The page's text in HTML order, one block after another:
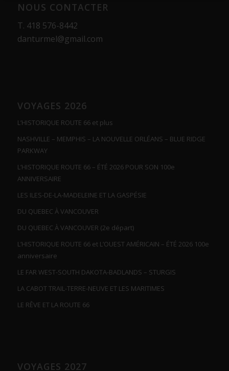
NOUS CONTACTER
T. 418 576-8442
danturmel@gmail.com
VOYAGES 2026
L’HISTORIQUE ROUTE 66 et plus
NASHVILLE – MEMPHIS – LA NOUVELLE ORLÉANS – BLUE RIDGE
PARKWAY
L’HISTORIQUE ROUTE 66 – ÉTÉ 2026 POUR SON 100e
ANNIVERSAIRE
LES ILES-DE-LA-MADELEINE ET LA GASPÉSIE
DU QUEBEC À VANCOUVER
DU QUEBEC À VANCOUVER (2e départ)
L’HISTORIQUE ROUTE 66 et L’OUEST AMÉRICAIN – ÉTÉ 2026 100e
anniversaire
LE FAR WEST-SOUTH DAKOTA-BADLANDS – STURGIS
LA CABOT TRAIL-TERRE-NEUVE ET LES MARITIMES
LE RÊVE ET LA ROUTE 66
VOYAGES 2027